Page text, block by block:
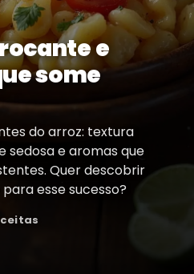
e
some
do arroz: textura
sedosa e aromas que
Quer descobrir
esse sucesso?